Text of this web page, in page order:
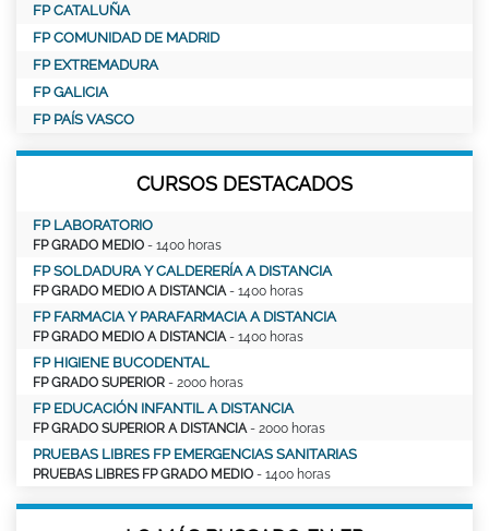
FP CATALUÑA
FP COMUNIDAD DE MADRID
FP EXTREMADURA
FP GALICIA
FP PAÍS VASCO
CURSOS DESTACADOS
FP LABORATORIO
FP GRADO MEDIO - 1400 horas
FP SOLDADURA Y CALDERERÍA A DISTANCIA
FP GRADO MEDIO A DISTANCIA - 1400 horas
FP FARMACIA Y PARAFARMACIA A DISTANCIA
FP GRADO MEDIO A DISTANCIA - 1400 horas
FP HIGIENE BUCODENTAL
FP GRADO SUPERIOR - 2000 horas
FP EDUCACIÓN INFANTIL A DISTANCIA
FP GRADO SUPERIOR A DISTANCIA - 2000 horas
PRUEBAS LIBRES FP EMERGENCIAS SANITARIAS
PRUEBAS LIBRES FP GRADO MEDIO - 1400 horas